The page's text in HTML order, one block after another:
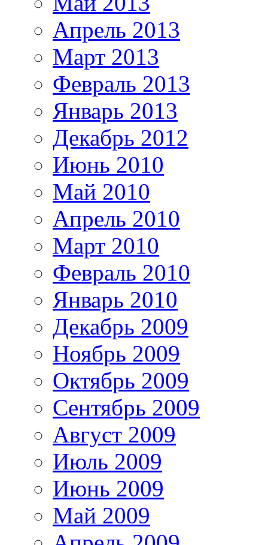
Апрель 2013
Март 2013
Февраль 2013
Январь 2013
Декабрь 2012
Июнь 2010
Май 2010
Апрель 2010
Март 2010
Февраль 2010
Январь 2010
Декабрь 2009
Ноябрь 2009
Октябрь 2009
Сентябрь 2009
Август 2009
Июль 2009
Июнь 2009
Май 2009